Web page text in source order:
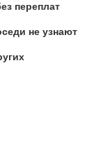
переплат
не узнают